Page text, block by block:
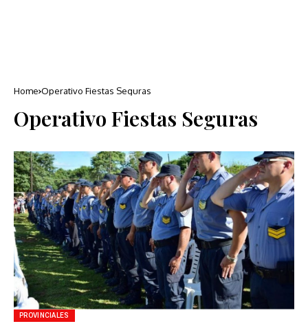
Home Operativo Fiestas Seguras
Operativo Fiestas Seguras
PROVINCIALES